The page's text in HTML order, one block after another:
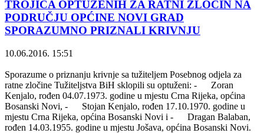
TROJICA OPTUŽENIH ZA RATNI ZLOČIN NA
PODRUČJU OPĆINE NOVI GRAD
SPORAZUMNO PRIZNALI KRIVNJU
10.06.2016. 15:51
Sporazume o priznanju krivnje sa tužiteljem Posebnog odjela za
ratne zločine Tužiteljstva BiH sklopili su optuženi: - Zoran
Kenjalo, rođen 04.07.1973. godine u mjestu Crna Rijeka, općina
Bosanski Novi, - Stojan Kenjalo, rođen 17.10.1970. godine u
mjestu Crna Rijeka, općina Bosanski Novi i - Dragan Balaban,
rođen 14.03.1955. godine u mjestu Jošava, općina Bosanski Novi.